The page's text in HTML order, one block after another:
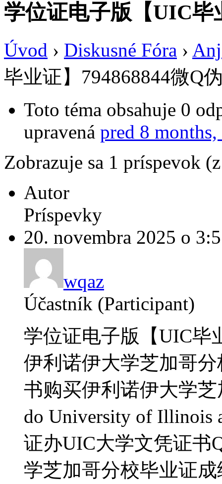
学位证电子版【UIC毕
Úvod › Diskusné Fóra ›
毕业证】794868844微Q
Toto téma obsahuje 0
upravená pred 8 months,
Zobrazuje sa 1 príspevok
Autor
Príspevky
20. novembra 2025 o
wqaz
Účastník (Participant)
学位证电子版【UIC毕
伊利诺伊大学芝加哥
书购买伊利诺伊大学
do University of Illinois
证办UIC大学文凭证书
学芝加哥分校毕业证